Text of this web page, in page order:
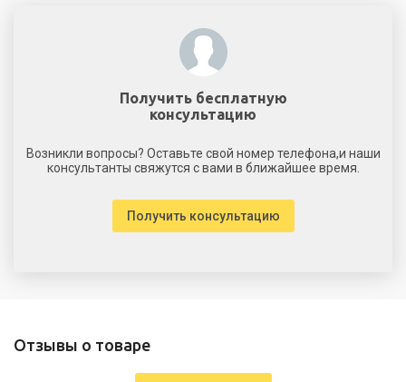
Получить бесплатную
консультацию
Возникли вопросы? Оставьте свой номер телефона,и наши
консультанты свяжутся с вами в ближайшее время.
Получить консультацию
Отзывы о товаре